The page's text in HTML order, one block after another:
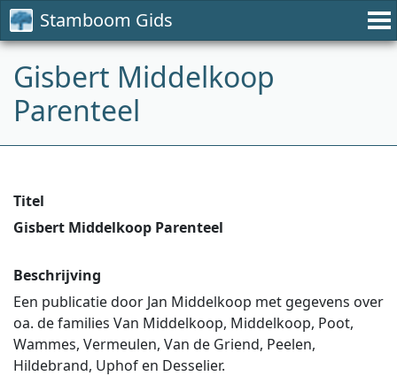
Stamboom Gids
Gisbert Middelkoop
Parenteel
Titel
Gisbert Middelkoop Parenteel
Beschrijving
Een publicatie door Jan Middelkoop met gegevens over
oa. de families Van Middelkoop, Middelkoop, Poot,
Wammes, Vermeulen, Van de Griend, Peelen,
Hildebrand, Uphof en Desselier.